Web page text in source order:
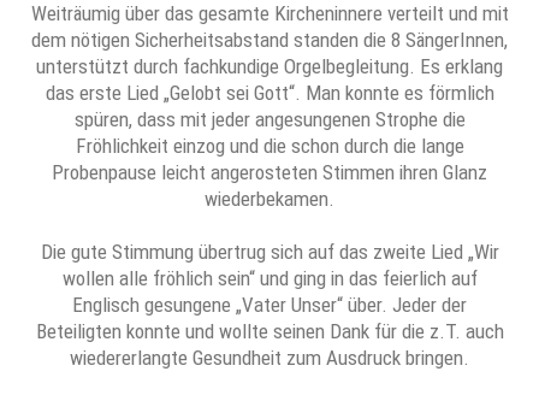
Weiträumig über das gesamte Kircheninnere verteilt und mit
dem nötigen Sicherheitsabstand standen die 8 SängerInnen,
unterstützt durch fachkundige Orgelbegleitung. Es erklang
das erste Lied „Gelobt sei Gott“. Man konnte es förmlich
spüren, dass mit jeder angesungenen Strophe die
Fröhlichkeit einzog und die schon durch die lange
Probenpause leicht angerosteten Stimmen ihren Glanz
wiederbekamen.
Die gute Stimmung übertrug sich auf das zweite Lied „Wir
wollen alle fröhlich sein“ und ging in das feierlich auf
Englisch gesungene „Vater Unser“ über. Jeder der
Beteiligten konnte und wollte seinen Dank für die z.T. auch
wiedererlangte Gesundheit zum Ausdruck bringen.